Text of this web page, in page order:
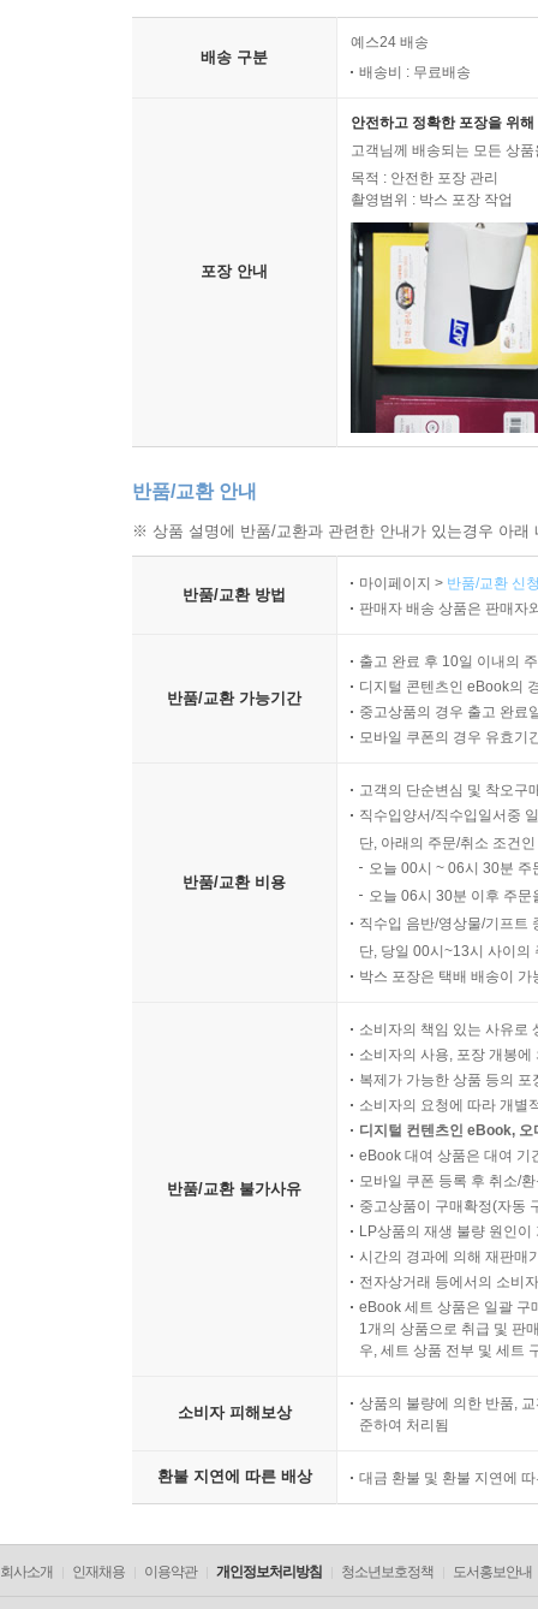
배송 구분
예스24 배송
배송비 : 무료배송
포장 안내
안전하고 정확한 포장을 위
고객님께 배송되는 모든 상
목적 : 안전한 포장 관리
촬영범위 : 박스 포장 작업
반품/교환 안내
※ 상품 설명에 반품/교환과 관련한 안내가 있는경우 아
반품/교환 방법
마이페이지 > 반품/교환 신
판매자 배송 상품은 판매자
반품/교환 가능기간
출고 완료 후 10일 이내의
디지털 콘텐츠인 eBook의
중고상품의 경우 출고 완료
모바일 쿠폰의 경우 유효기
반품/교환 비용
고객의 단순변심 및 착오구
직수입양서/직수입일서중
단, 아래의 주문/취소 조건
오늘 00시 ~ 06시 30분
오늘 06시 30분 이후 주
직수입 음반/영상물/기프트
단, 당일 00시~13시 사이의
박스 포장은 택배 배송이
반품/교환 불가사유
소비자의 책임 있는 사유로
소비자의 사용, 포장 개봉
복제가 가능한 상품 등의
소비자의 요청에 따라 개별
디지털 컨텐츠인 eBook,
eBook 대여 상품은 대여 기
모바일 쿠폰 등록 후 취소/
중고상품이 구매확정(자동
LP상품의 재생 불량 원인
시간의 경과에 의해 재판매
전자상거래 등에서의 소비
eBook 세트 상품은 일괄 구
1개의 상품으로 취급 및 판
우, 세트 상품 전부 및 세트
소비자 피해보상
상품의 불량에 의한 반품,
준하여 처리됨
환불 지연에 따른 배상 대금 환불 및 환불 지연에
회사소개 인재채용 이용약관 개인정보처리방침 청소년보호정책 도서홍보안내